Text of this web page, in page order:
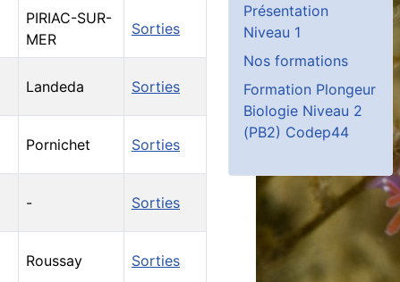
PIRIAC-SUR-
MER
Sorties
Landeda Sorties
Pornichet Sorties
- Sorties
Roussay Sorties
Présentation
Niveau 1
Nos formations
Formation Plongeur
Biologie Niveau 2
(PB2) Codep44